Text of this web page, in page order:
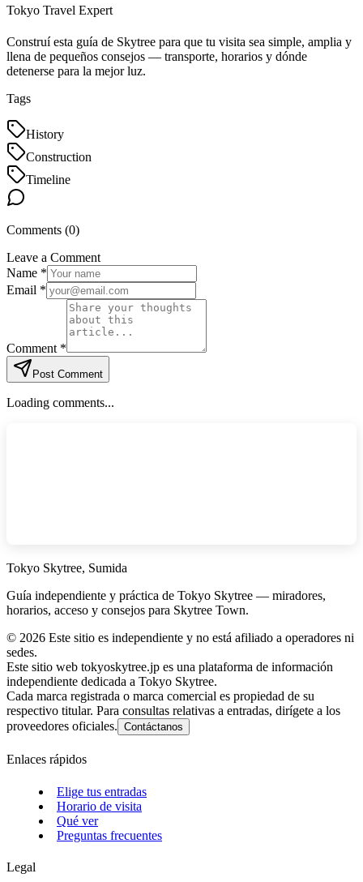
Tokyo Travel Expert
Construí esta guía de Skytree para que tu visita sea simple, amplia y
llena de pequeños consejos — transporte, horarios y dónde
detenerse para la mejor luz.
Tags
History
Construction
Timeline
Comments (0)
Leave a Comment
Name *
Email *
Comment *
Post Comment
Loading comments...
Tokyo Skytree, Sumida
Guía independiente y práctica de Tokyo Skytree — miradores,
horarios, acceso y consejos para Skytree Town.
© 2026 Este sitio es independiente y no está afiliado a operadores ni
sedes.
Este sitio web tokyoskytree.jp es una plataforma de información
independiente dedicada a Tokyo Skytree.
Cada marca registrada o marca comercial es propiedad de su
respectivo titular. Para consultas relativas a entradas, dirígete a los
proveedores oficiales. Contáctanos
Enlaces rápidos
Elige tus entradas
Horario de visita
Qué ver
Preguntas frecuentes
Legal